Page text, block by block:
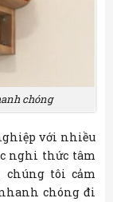
chóng
với nhiều
nghi thức tâm
tôi cảm
chóng đi